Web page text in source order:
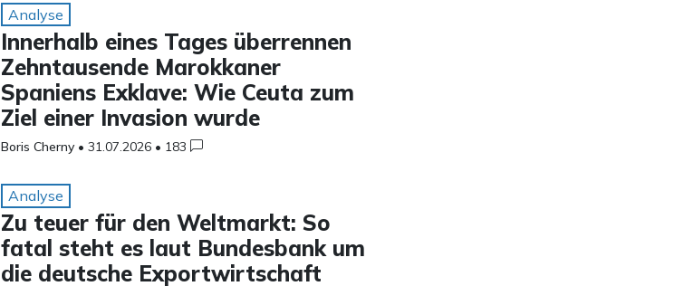
Analyse
Innerhalb eines Tages überrennen
Zehntausende Marokkaner
Spaniens Exklave: Wie Ceuta zum
Ziel einer Invasion wurde
Boris Cherny • 31.07.2026 • 183
Analyse
Zu teuer für den Weltmarkt: So
fatal steht es laut Bundesbank um
die deutsche Exportwirtschaft